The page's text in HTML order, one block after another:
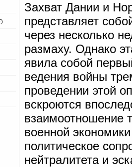
Захват Дании и
представляет
через несколько
размаху. Однако
явила собой
ведения войны
проведении этой
вскроются
взаимоотношение
военной
политическое
нейтралитета и